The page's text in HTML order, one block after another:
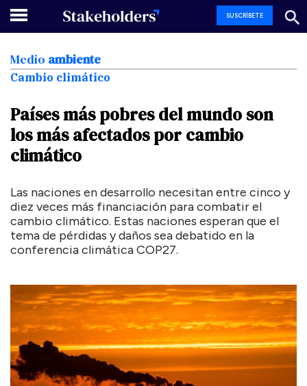
SUSCRÍBETE
Medio ambiente
Cambio climático
Paísesmás pobres delmundo son
losmás afectados por cambio
climático
Las naciones en desarrollo necesitan entre cinco y
diez veces más financiación para combatir el
cambio climático. Estas naciones esperan que el
tema de pérdidas y daños sea debatido en la
conferencia climática COP27.